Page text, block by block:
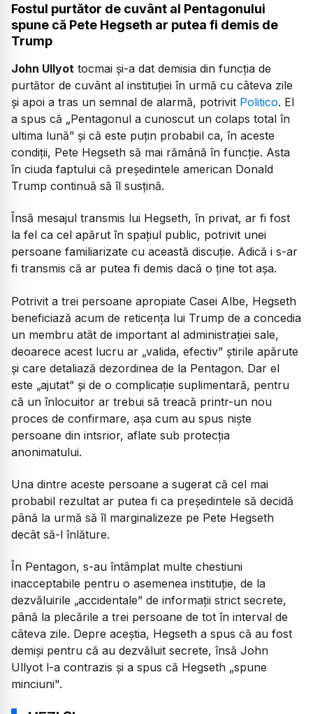
Fostul purtător de cuvânt al Pentagonului
spune că Pete Hegseth ar putea fi demis de
Trump
John Ullyot tocmai și-a dat demisia din funcția de
purtător de cuvânt al instituției în urmă cu câteva zile
și apoi a tras un semnal de alarmă, potrivit Politico. El
a spus că „Pentagonul a cunoscut un colaps total în
ultima lună” și că este puțin probabil ca, în aceste
condiții, Pete Hegseth să mai rămână în funcție. Asta
în ciuda faptului că președintele american Donald
Trump continuă să îl susțină.
Însă mesajul transmis lui Hegseth, în privat, ar fi fost
la fel ca cel apărut în spațiul public, potrivit unei
persoane familiarizate cu această discuție. Adică i s-ar
fi transmis că ar putea fi demis dacă o ține tot așa.
Potrivit a trei persoane apropiate Casei Albe, Hegseth
beneficiază acum de reticența lui Trump de a concedia
un membru atât de important al administrației sale,
deoarece acest lucru ar „valida, efectiv” știrile apărute
și care detaliază dezordinea de la Pentagon. Dar el
este „ajutat” și de o complicație suplimentară, pentru
că un înlocuitor ar trebui să treacă printr-un nou
proces de confirmare, așa cum au spus niște
persoane din intsrior, aflate sub protecția
anonimatului.
Una dintre aceste persoane a sugerat că cel mai
probabil rezultat ar putea fi ca președintele să decidă
până la urmă să îl marginalizeze pe Pete Hegseth
decât să-l înlăture.
În Pentagon, s-au întâmplat multe chestiuni
inacceptabile pentru o asemenea instituție, de la
dezvăluirile „accidentale” de informații strict secrete,
până la plecările a trei persoane de tot în interval de
câteva zile. Depre aceștia, Hegseth a spus că au fost
demiși pentru că au dezvăluit secrete, însă John
Ullyot l-a contrazis și a spus că Hegseth „spune
minciuni".